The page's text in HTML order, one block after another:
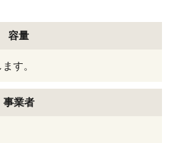
容量
す。
事業者